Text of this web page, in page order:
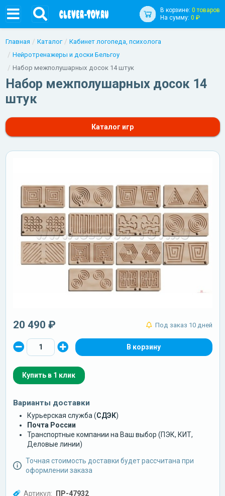
В корзине: 0 товаров
На сумму: 0 ₽
Главная Каталог
Кабинет логопеда, психолога
Нейротренажеры и доски Бельгоу
Набор межполушарных досок 14 штук
Набор межполушарных досок 14
штук
Каталог игр
20 490 ₽ Под заказ 10 дней
Купить в 1 клик
Варианты доставки
Курьерская служба (СДЭК)
Почта России
Транспортные компании на Ваш выбор (ПЭК, КИТ,
Деловые линии)
Точная стоимость доставки будет рассчитана при
оформлении заказа
Артикул: ПР-47932